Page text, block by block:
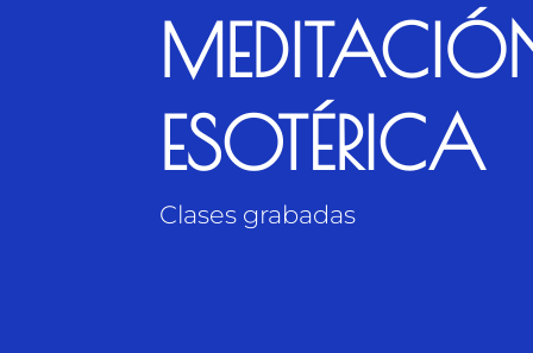
ESOTÉRICA
Clases grabadas